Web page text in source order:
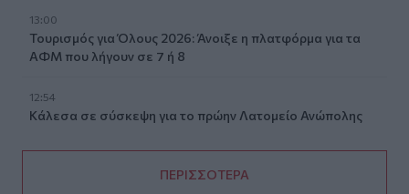
13:00
Τουρισμός για Όλους 2026: Άνοιξε η πλατφόρμα για τα
ΑΦΜ που λήγουν σε 7 ή 8
12:54
Κάλεσα σε σύσκεψη για το πρώην Λατομείο Ανώπολης
ΠΕΡΙΣΣΟΤΕΡΑ